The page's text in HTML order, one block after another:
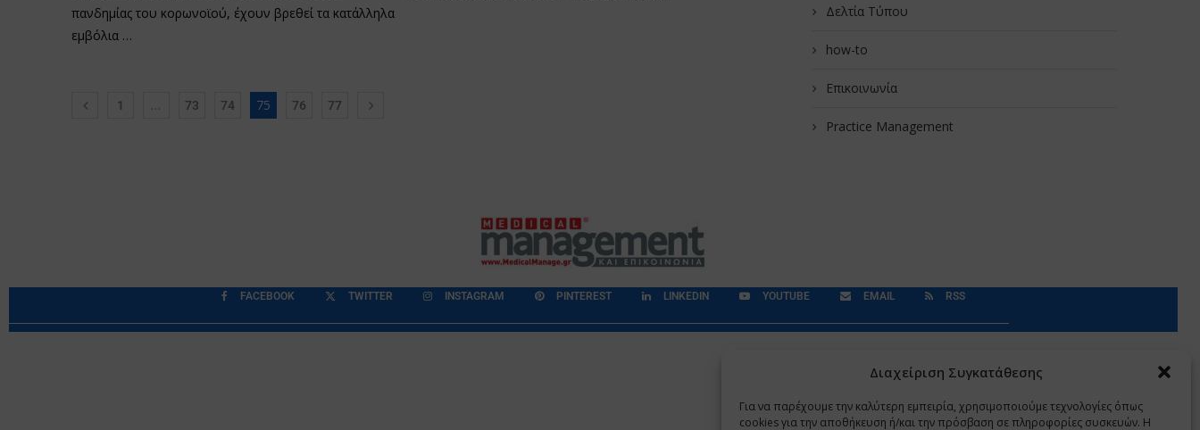
Διαχείριση Συγκατάθεσης
Για να παρέχουμε την καλύτερη εμπειρία, χρησιμοποιούμε τεχνολογίες όπως
cookies για την αποθήκευση ή/και την πρόσβαση σε πληροφορίες συσκευών. Η
πανδημίας του κορωνοϊού, έχουν βρεθεί τα κατάλληλα
εμβόλια …
1 … 73 74 75 76 77
Δελτία Τύπου
how-to
Επικοινωνία
Practice Management
FACEBOOK TWITTER INSTAGRAM PINTEREST LINKEDIN YOUTUBE EMAIL RSS